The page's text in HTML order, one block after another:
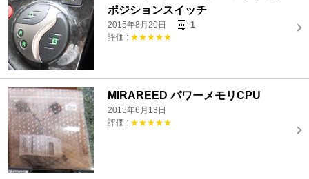
ポジションスイッチ
2015年8月20日
1
評価 : ★★★★★
MIRAREED パワーメモリCPU
2015年6月13日
評価 : ★★★★★